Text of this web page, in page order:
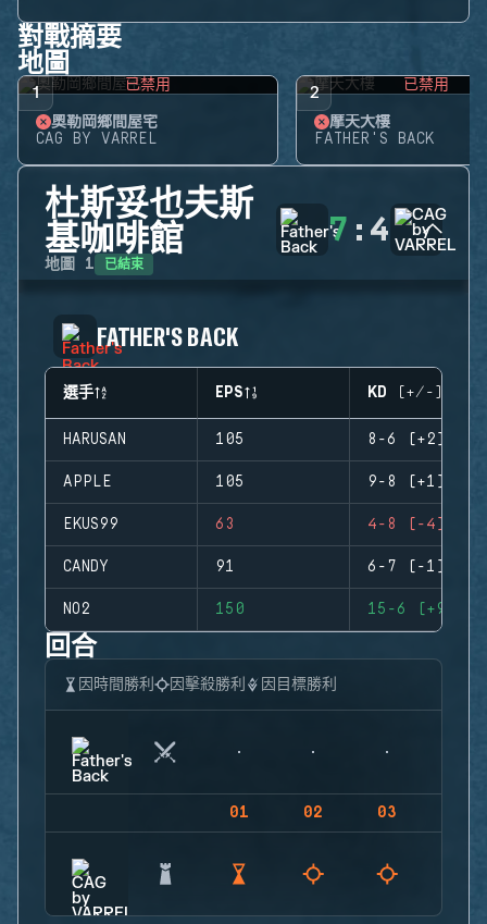
對戰摘要
地圖
1 已禁用
奧勒岡鄉間屋宅
CAG BY VARREL
2 已禁用
摩天大樓
FATHER'S BACK
杜斯妥也夫斯
基咖啡館
地圖 1 已結束
7 : 4
FATHER'S BACK
選手 EPS KD (+/-)
HARUSAN 105 8-6 (+2)
APPLE 105 9-8 (+1)
EKUS99 63 4-8 (-4)
CANDY 91 6-7 (-1)
NO2 150 15-6 (+9)
回合
因時間勝利 因擊殺勝利 因目標勝利
01 02 03